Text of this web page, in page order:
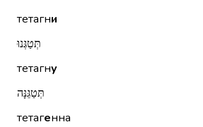
тетагни
תְּטַגְּנוּ
тетагну
תְּטַגֵּנָּה
тетагенна